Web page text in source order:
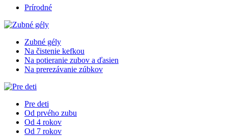
Prírodné
Zubné gély
Na čistenie kefkou
Na potieranie zubov a ďasien
Na prerezávanie zúbkov
Pre deti
Od prvého zubu
Od 4 rokov
Od 7 rokov